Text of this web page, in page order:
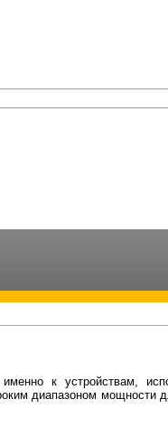
к устройствам,
диапазоном мощности